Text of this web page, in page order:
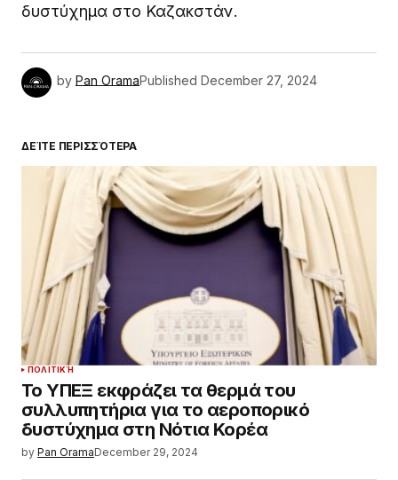
δυστύχημα στο Καζακστάν.
by Pan OramaPublished December 27, 2024
ΔΕΊΤΕ ΠΕΡΙΣΣΌΤΕΡΑ
ΠΟΛΙΤΙΚΉ
Το ΥΠΕΞ εκφράζει τα θερμά του
συλλυπητήρια για το αεροπορικό
δυστύχημα στη Νότια Κορέα
by Pan OramaDecember 29, 2024